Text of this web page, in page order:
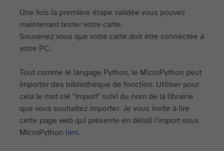
Une fois la première étape validée vous pouvez
maintenant tester votre carte.
Souvenez vous que votre carte doit être connectée à
votre PC.
Tout comme le langage Python, le MicroPython peut
importer des bibliothèque de fonction. Utiliser pour
cela le mot clé "import" suivi du nom de la librairie
que vous souhaitez importer. Je vous invite à lire
cette page web qui présente en détail l'import sous
MicroPython lien.